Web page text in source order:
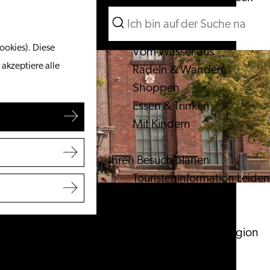
Diese
alle
Menü
Suchen
Vom Wasser aus
Radeln & Wandern
Shoppen
Essen & Trinken
Mit Kindern
Ihren Besuch planen
Touristeninformation Leiden
Entdecken Sie die Region
Suchen